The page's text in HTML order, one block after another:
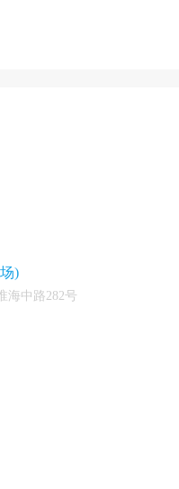
)
海中路282号